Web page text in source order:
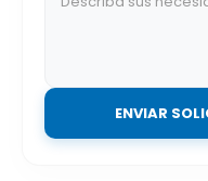
ENVIAR